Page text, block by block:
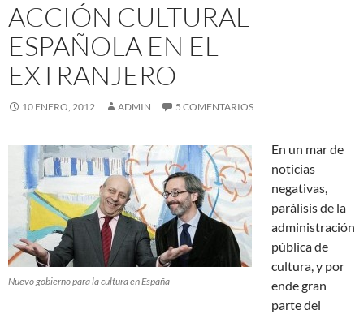
ACCIÓN CULTURAL
ESPAÑOLA EN EL
EXTRANJERO
10 ENERO, 2012 ADMIN 5 COMENTARIOS
Nuevo gobierno para la cultura en España
En un mar de
noticias
negativas,
parálisis de la
administración
pública de
cultura, y por
ende gran
parte del